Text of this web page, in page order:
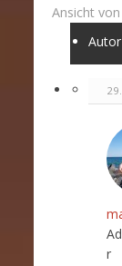
Ansicht
Autor
r